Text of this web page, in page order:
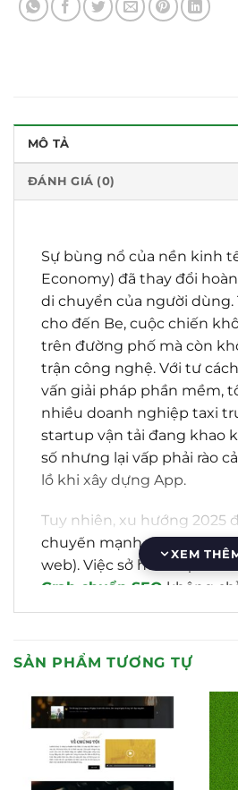
MÔ TẢ
ĐÁNH GIÁ (0)
Sự bùng nổ của nền kinh
Economy) đã thay đổi
di chuyển của người dùng.
cho đến Be, cuộc chiến
trên đường phố mà còn
trận công nghệ. Với tư
vấn giải pháp phần mềm,
nhiều doanh nghiệp taxi
startup vận tải đang khao
số nhưng lại vấp phải rào
lồ khi xây dựng App.
Tuy nhiên, xu hướng 2025
chuyển mạnh mẽ về Web
web). Việc sở hữu một
Grab chuẩn SEO không
kiệm hàng tỷ đồng chi phí
người dùng (User
Google.
Hãy cùng tôi “mổ xẻ” giải
này dưới góc độ kỹ thuật
doanh.
XEM
SẢN PHẨM TƯƠNG TỰ